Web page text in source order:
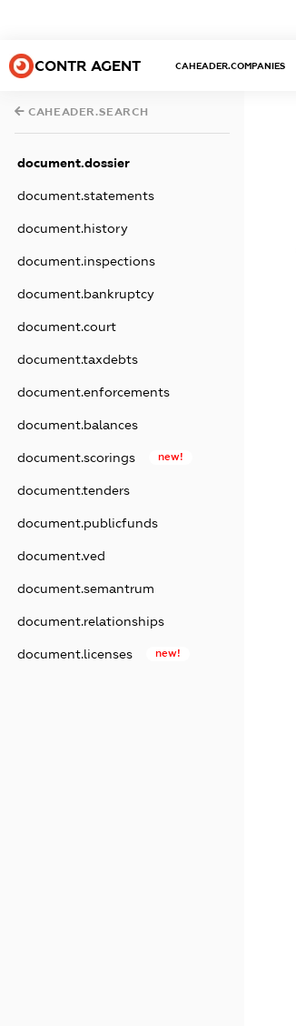
CONTR AGENT CAHEADER.COMPANIES
CAHEADER.SEARCH
document.dossier
document.statements
document.history
document.inspections
document.bankruptcy
document.court
document.taxdebts
document.enforcements
document.balances
document.scorings new!
document.tenders
document.publicfunds
document.ved
document.semantrum
document.relationships
document.licenses new!